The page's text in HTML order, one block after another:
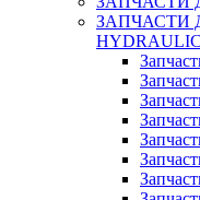
ЗАПЧАСТИ
HYDRAULIC